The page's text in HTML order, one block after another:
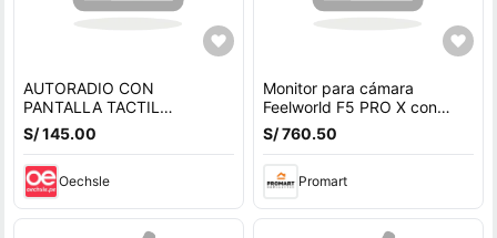
AUTORADIO CON
PANTALLA TACTIL
BLUETOOTH
S/ 145.00
Oechsle
Monitor para cámara
Feelworld F5 PRO X con
pantalla táctil
S/ 760.50
Promart